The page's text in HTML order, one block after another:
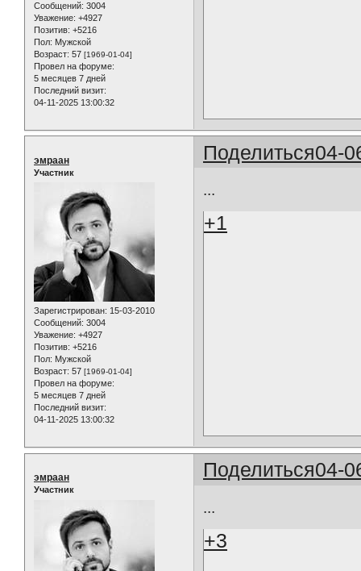
Сообщений: 3004
Уважение: +4927
Позитив: +5216
Пол: Мужской
Возраст: 57 [1969-01-04]
Провел на форуме:
5 месяцев 7 дней
Последний визит:
04-11-2025 13:00:32
Поделиться04-
эмраан
Участник
Зарегистрирован: 15-03-2010
Сообщений: 3004
Уважение: +4927
Позитив: +5216
Пол: Мужской
Возраст: 57 [1969-01-04]
Провел на форуме:
5 месяцев 7 дней
Последний визит:
04-11-2025 13:00:32
...
+1
Поделиться04-
эмраан
Участник
...
+3